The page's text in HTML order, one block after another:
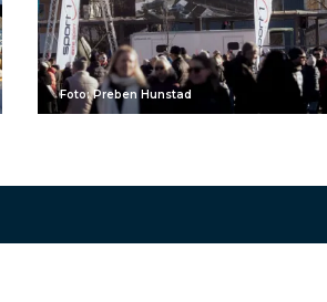
Foto: Preben Hunstad